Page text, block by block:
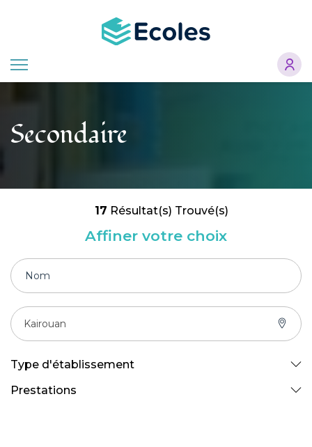
principal
Secondaire
17 Résultat(s) Trouvé(s)
Affiner votre choix
Kairouan
Type d'établissement
Prestations